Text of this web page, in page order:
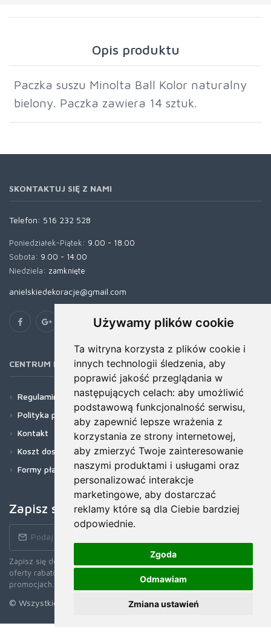
Używamy plików cookie
Ta witryna korzysta z plików cookie i
innych technologii śledzenia, aby
poprawić jakość przeglądania w
następujących celach: aby umożliwić
podstawową funkcjonalność serwisu,
aby zapewnić lepsze wrażenia z
korzystania ze strony internetowej,
aby zmierzyć Twoje zainteresowanie
naszymi produktami i usługami oraz
personalizować interakcje
marketingowe, aby dostarczać
reklamy które są dla Ciebie bardziej
odpowiednie.
Zgoda
Odmawiam
Zmiana ustawień
Opis produktu
Paczka suszu Minolta Ball Kolor naturalny
bielony. Paczka zawiera 14 sztuk.
SKONTAKTUJ SIĘ Z NAMI
Telefon: 516 232 528
Poniedziałek-Piątek: 9.00 - 18.00
Sobota: 9.00 - 14.00
Niedziela: zamknięte
anielskiedekoracje@gmail.com
CENTRUM POMOCY
Regulamin
Polityka prywatności
Kontakt
Koszt dostawy
Formy płatności
Zapisz się do newslettera!
Zapisz się do naszego Newslettera, aby otrzymywać wczesne
oferty rabatowe, najnowsze wiadomości, informacje o sprzedaży i
promocjach.
© Wszystkie prawa zastrzerzone. 2026